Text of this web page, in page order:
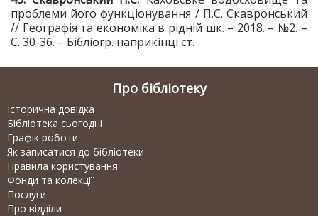
проблеми його функціонування / П.С. Скавронський
// Географія та економіка в рідній шк. – 2018. – №2. –
С. 30-36. – Бібліогр. наприкінці ст.
Про бібліотеку
Історична довідка
Бібліотека сьогодні
Графік роботи
Як записатися до бібліотеки
Правила користування
Фонди та колекції
Послуги
Про відділи